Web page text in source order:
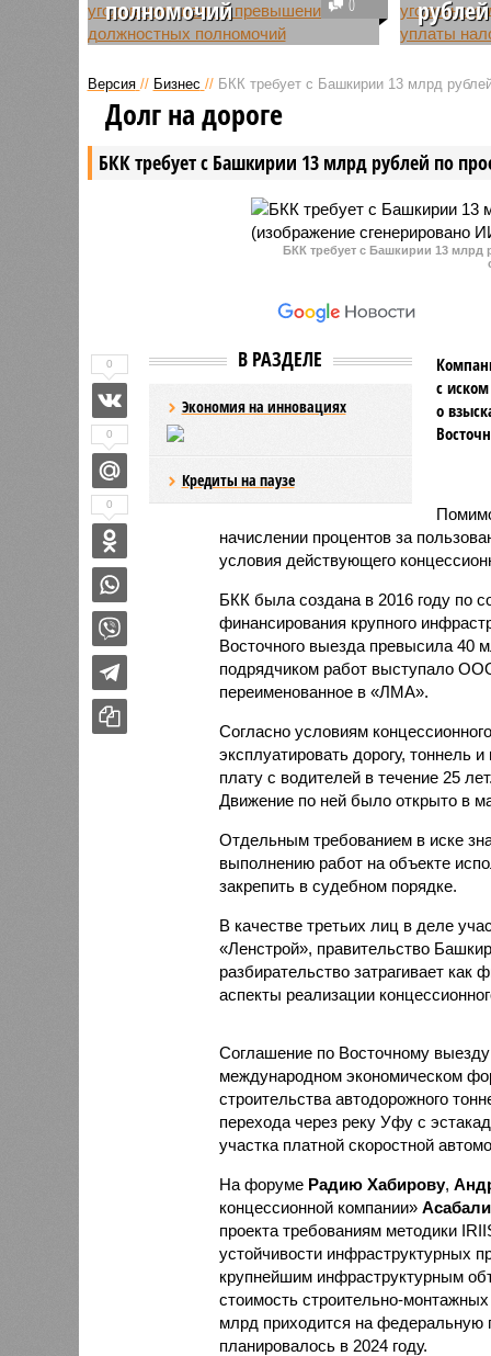
полномочий
В Башкирии, ранее
личных квартирах и усадьбах
чиновники Евгений Гурьев,
Эльвира Берг и Урал Ахметов
задержаны
рублей
в
71,5 млн
для
Версия // Бизнес // БКК требует с Башкирии 13 млрд
БКК требует с Башкирии 13 млрд рублей по
Долг на дороге
БКК требует с Башкирии 13 млрд
В РАЗДЕЛЕ
Экономия на инновациях
Кредиты на паузе
с
о
начислении процентов за
условия действующего
БКК была создана в 2016 году по
финансирования крупного
Восточного выезда превысила 40
подрядчиком работ выступало
переименованное в «ЛМА».
Согласно условиям
эксплуатировать дорогу, тоннель
плату с водителей в течение 25
Движение по ней было открыто в
Отдельным требованием в иске
выполнению работ на объекте
закрепить в судебном порядке.
В качестве третьих лиц в деле
«Ленстрой», правительство
разбирательство затрагивает как
аспекты реализации
Соглашение по Восточному выезду
международном экономическом
строительства автодорожного
перехода через реку Уфу с
участка платной скоростной
На форуме Радию Хабирову,
концессионной компании»
проекта требованиям методики
устойчивости инфраструктурных
крупнейшим инфраструктурным
стоимость строительно-
млрд приходится на федеральную
планировалось в 2024 году.
0
0
0